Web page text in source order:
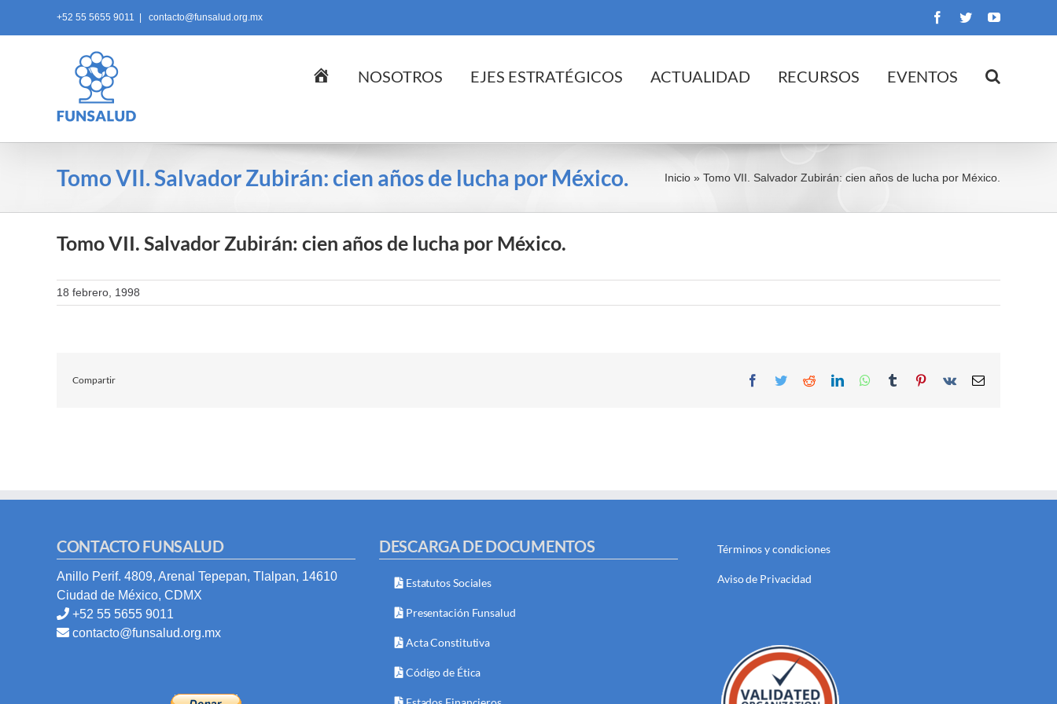
+52 55 5655 9011 contacto@funsalud.org.mx Facebook
TwitterYouTube
InicioNOSOTROS EJES ESTRATÉGICOS ACTUALIDAD RECURSOS EVENTOS
Tomo VII. Salvador Zubirán: cien años de lucha por México. Inicio » Tomo VII. Salvador Zubirán: cien años de lucha por México.
Tomo VII. Salvador Zubirán: cien años de lucha por México.
18 febrero, 1998
Compartir Facebook
TwitterRedditLinkedInWhatsApp
Tumblr Pinterest
Vk Email
CONTACTO FUNSALUD
Anillo Perif. 4809, Arenal Tepepan, Tlalpan, 14610
Ciudad de México, CDMX
+52 55 5655 9011
contacto@funsalud.org.mx
DESCARGA DE DOCUMENTOS
Estatutos Sociales
Presentación Funsalud
Acta Constitutiva
Código de Ética
Términos y condiciones
Aviso de Privacidad